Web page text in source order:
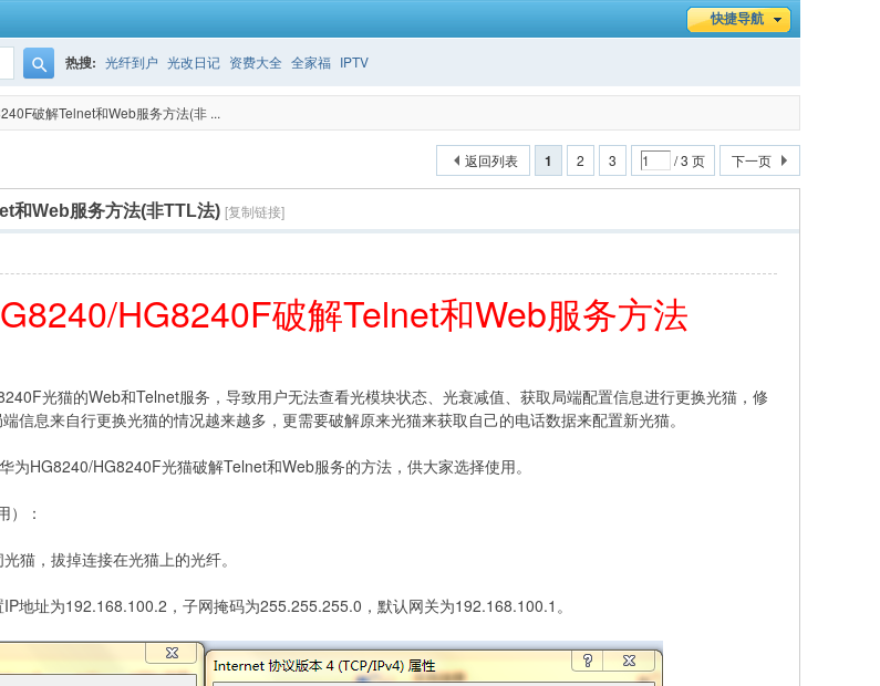
快捷导航
搜
索
热搜: 光纤到户 光改日记 资费大全 全家福 IPTV
破解Telnet和Web服务方法(非 ...
1 2 3 / 3 页 下一页
返回列表
和Web服务方法(非TTL法) [复制链接]
HG8240F破解Telnet和Web服务方法
光猫的Web和Telnet服务，导致用户无法查看光模块状态、光衰减值、获取局端配置信息进行更换光猫，修
信息来自行更换光猫的情况越来越多，更需要破解原来光猫来获取自己的电话数据来配置新光猫。
HG8240/HG8240F光猫破解Telnet和Web服务的方法，供大家选择使用。
）：
猫，拔掉连接在光猫上的光纤。
地址为192.168.100.2，子网掩码为255.255.255.0，默认网关为192.168.100.1。